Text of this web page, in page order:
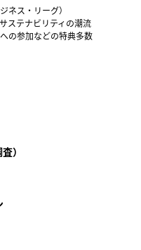
ネス・リーグ）
ステナビリティの潮流
の参加などの特典多数
）